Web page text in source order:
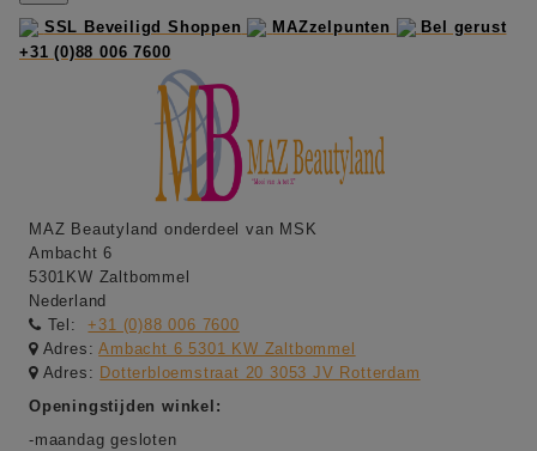
SSL Beveiligd Shoppen
MAZzelpunten
Bel gerust
+31 (0)88 006 7600
MAZ Beautyland onderdeel van MSK
Ambacht 6
5301KW Zaltbommel
Nederland
Tel:
+31 (0)88 006 7600
Adres:Ambacht 6 5301 KW Zaltbommel
Adres: Dotterbloemstraat 20 3053 JV Rotterdam
Openingstijden winkel:
-maandag gesloten